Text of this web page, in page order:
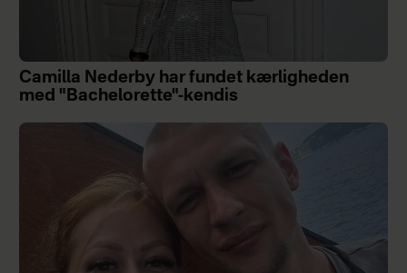
Camilla Nederby har fundet kærligheden
med "Bachelorette"-kendis